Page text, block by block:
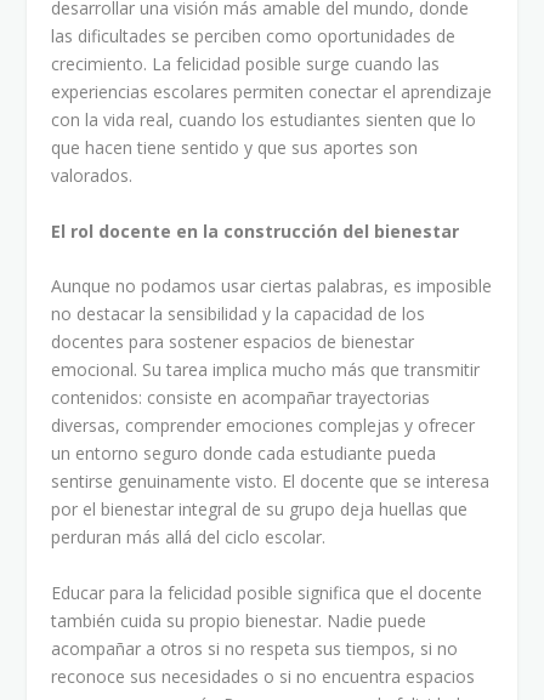
desarrollar una visión más amable del mundo, donde
las dificultades se perciben como oportunidades de
crecimiento. La felicidad posible surge cuando las
experiencias escolares permiten conectar el aprendizaje
con la vida real, cuando los estudiantes sienten que lo
que hacen tiene sentido y que sus aportes son
valorados.
El rol docente en la construcción del bienestar
Aunque no podamos usar ciertas palabras, es imposible
no destacar la sensibilidad y la capacidad de los
docentes para sostener espacios de bienestar
emocional. Su tarea implica mucho más que transmitir
contenidos: consiste en acompañar trayectorias
diversas, comprender emociones complejas y ofrecer
un entorno seguro donde cada estudiante pueda
sentirse genuinamente visto. El docente que se interesa
por el bienestar integral de su grupo deja huellas que
perduran más allá del ciclo escolar.
Educar para la felicidad posible significa que el docente
también cuida su propio bienestar. Nadie puede
acompañar a otros si no respeta sus tiempos, si no
reconoce sus necesidades o si no encuentra espacios